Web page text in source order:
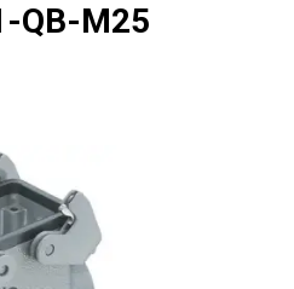
QB-M25